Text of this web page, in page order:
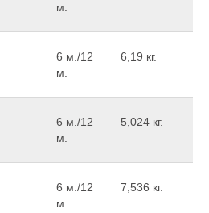
м.
6 м./12
м.
6,19 кг.
6 м./12
м.
5,024 кг.
6 м./12
м.
7,536 кг.